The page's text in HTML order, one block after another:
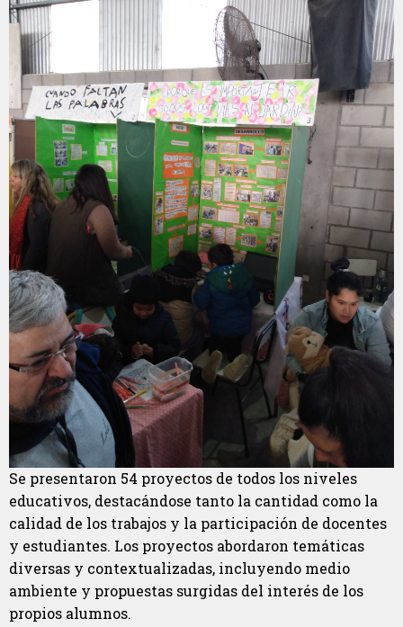
Se presentaron 54 proyectos de todos los niveles
educativos, destacándose tanto la cantidad como la
calidad de los trabajos y la participación de docentes
y estudiantes. Los proyectos abordaron temáticas
diversas y contextualizadas, incluyendo medio
ambiente y propuestas surgidas del interés de los
propios alumnos.